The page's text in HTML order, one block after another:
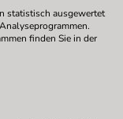
statistisch ausgewertet
finden Sie in der